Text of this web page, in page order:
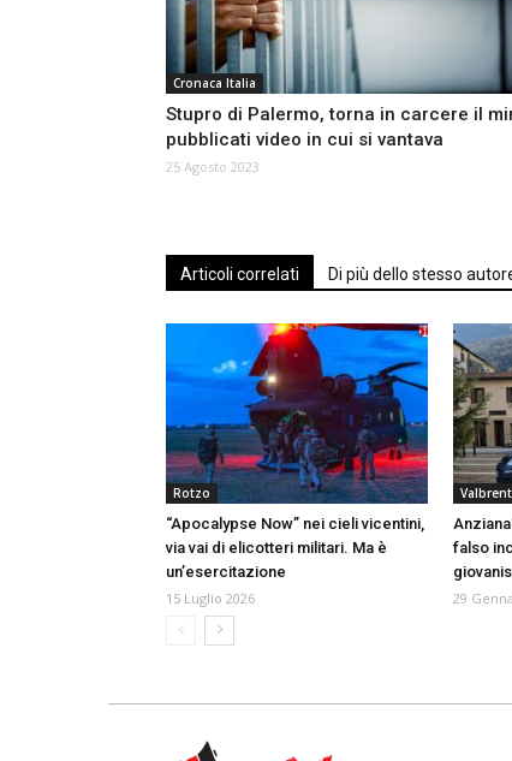
Cronaca Italia
Stupro di Palermo, torna in carcere il
pubblicati video in cui si vantava
25 Agosto 2023
Articoli correlati Di più dello stesso
Rotzo
“Apocalypse Now” nei cieli vicentini,
via vai di elicotteri militari. Ma è
un’esercitazione
15 Luglio 2026
falso
29